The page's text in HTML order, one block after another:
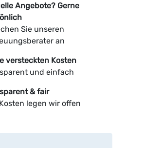
Angebote? Gerne
Sie unseren
an
versteckten Kosten
und einfach
& fair
legen wir offen